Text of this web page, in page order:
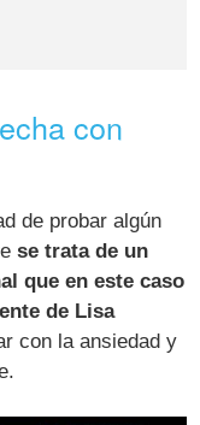
con
de probar algún
se trata de un
que en este caso
de Lisa
con la ansiedad y